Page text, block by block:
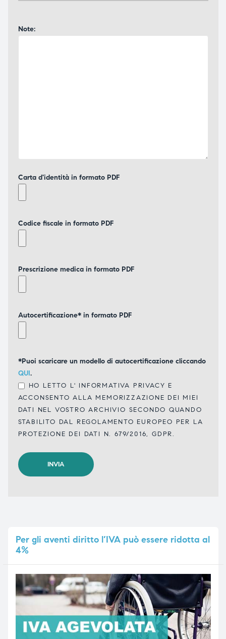
Note:
Carta d'identità in formato PDF
Codice fiscale in formato PDF
Prescrizione medica in formato PDF
Autocertificazione* in formato PDF
*Puoi scaricare un modello di autocertificazione cliccando
QUI.
HO LETTO L' INFORMATIVA PRIVACY E
ACCONSENTO ALLA MEMORIZZAZIONE DEI MIEI
DATI NEL VOSTRO ARCHIVIO SECONDO QUANDO
STABILITO DAL REGOLAMENTO EUROPEO PER LA
PROTEZIONE DEI DATI N. 679/2016, GDPR.
Pergli aventi diritto l’IVA può essere ridotta al
4%